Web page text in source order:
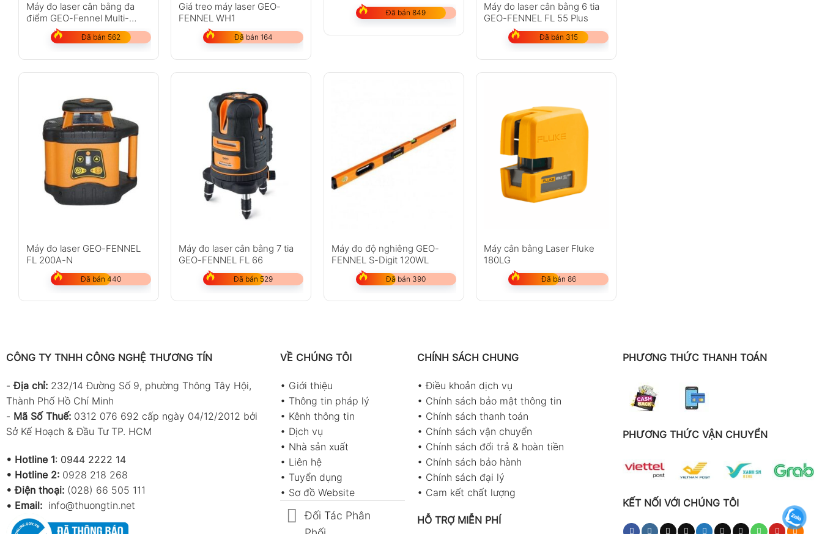
Máy đo laser cân bằng đa
điểm GEO-Fennel Multi-
Pointer
Đã bán 562
Giá treo máy laser GEO-
FENNEL WH1
Đã bán 164
Đã bán 849
Máy đo laser cân bằng 6 tia
GEO-FENNEL FL 55 Plus
Đã bán 315
Máy đo laser GEO-FENNEL
FL 200A-N
Đã bán 440
Máy đo laser cân bằng 7 tia
GEO-FENNEL FL 66
Đã bán 529
Máy đo độ nghiêng GEO-
FENNEL S-Digit 120WL
Đã bán 390
Máy cân bằng Laser Fluke
180LG
Đã bán 86
CÔNG TY TNHH CÔNG NGHỆ THƯƠNG TÍN
-Địa chỉ: 232/14 Đường Số 9, phường Thông Tây Hội,
Thành Phố Hồ Chí Minh
- Mã Số Thuế: 0312 076 692 cấp ngày 04/12/2012 bởi
Sở Kế Hoạch & Đầu Tư TP. HCM
• Hotline 1: 0944 2222 14
• Hotline 2: 0928 218 268
• Điện thoại: (028) 66 505 111
• Email: info@thuongtin.net
VỀ CHÚNG TÔI
• Giới thiệu
• Thông tin pháp lý
• Kênh thông tin
• Dịch vụ
• Nhà sản xuất
• Liên hệ
• Tuyển dụng
• Sơ đồ Website
Đối Tác Phân
CHÍNH SÁCH CHUNG
•Điều khoản dịch vụ
• Chính sách bảo mật thông tin
• Chính sách thanh toán
• Chính sách vận chuyển
• Chính sách đổi trả & hoàn tiền
• Chính sách bảo hành
• Chính sách đại lý
• Cam kết chất lượng
HỖ TRỢ MIỄN PHÍ
PHƯƠNG THỨC THANH TOÁN
PHƯƠNG THỨC VẬN CHUYỂN
KẾT NỐI VỚI CHÚNG TÔI